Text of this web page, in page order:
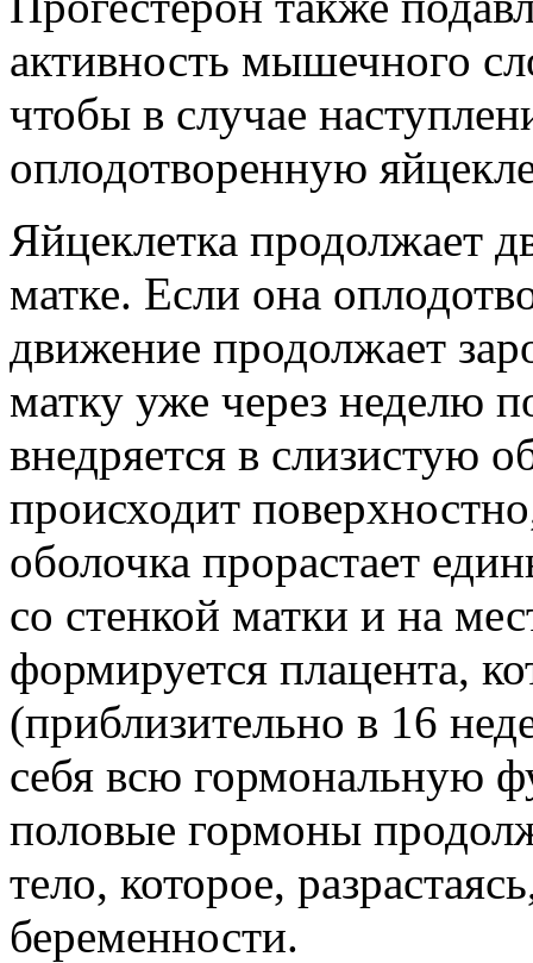
активность мышечного
чтобы в случае
оплодотворенную
Яйцеклетка продолжает
матке. Если она
движение продолжает
матку уже через неделю
внедряется в слизистую
происходит
оболочка прорастает
со стенкой матки и на
формируется плацента,
(приблизительно в 16
себя всю гормональную
половые гормоны
тело, которое,
беременности.